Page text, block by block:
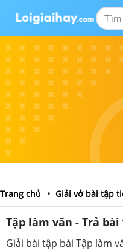
Trang chủ Giải vở bài tập
Tập làm văn - Trả
Giải bài tập bài Tập làm